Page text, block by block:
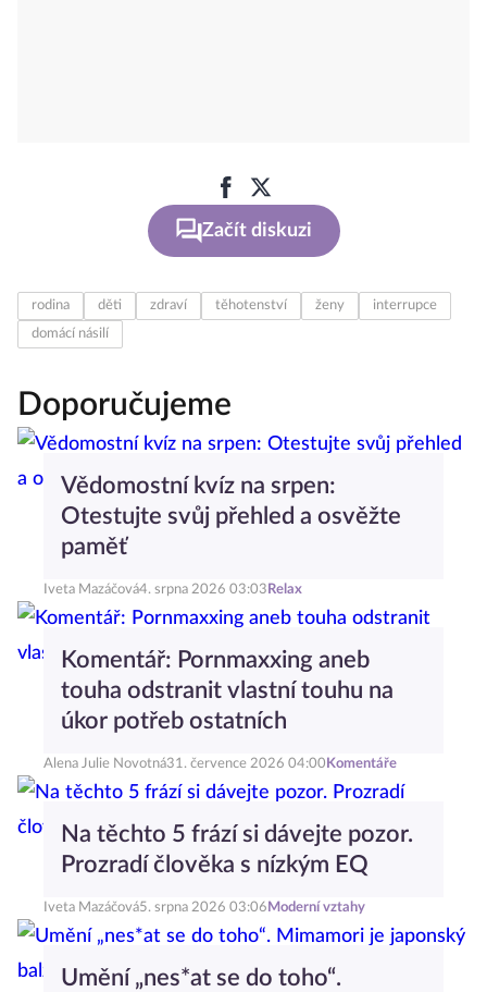
Začít diskuzi
rodina děti zdraví těhotenství ženy
interrupce
domácí násilí
Doporučujeme
Vědomostní kvíz na srpen:
Otestujte svůj přehled a osvěžte
paměť
Iveta Mazáčová4. srpna 2026 03:03 Relax
Komentář: Pornmaxxing aneb
touha odstranit vlastní touhu na
úkor potřeb ostatních
Alena Julie Novotná31. července 2026 04:00 Komentáře
Na těchto 5 frází si dávejte pozor.
Prozradí člověka s nízkým EQ
Iveta Mazáčová5. srpna 2026 03:06 Moderní vztahy
Umění „nes*at se do toho“.